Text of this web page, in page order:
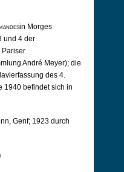
in Morges
und 4 der
Pariser
André Meyer); die
des 4.
1940 befindet sich in
Genf; 1923 durch